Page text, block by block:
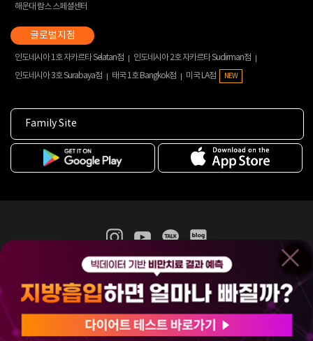
해운대 람스 스페셜센터
인도네시아 1호 자카르타 Selatan점
인도네시아 2호 자카르타 Sudirman점
인도네시아 3호 Surabaya점
태국 1호 Bangkok점 미국 LA점 NEW
Family Site
365mc 병·의원 이용약관
홈페이지 이용약관
비급여진료수가
(주)365mcㅣ서울특별시 서초구 서초대로52길 7, 3~4층(서초동, 제일빌딩)
120-87-04354ㅣ김남철
COPYRIGHT(C) 2025 365mc. ALL RIGHTS RESERVED.